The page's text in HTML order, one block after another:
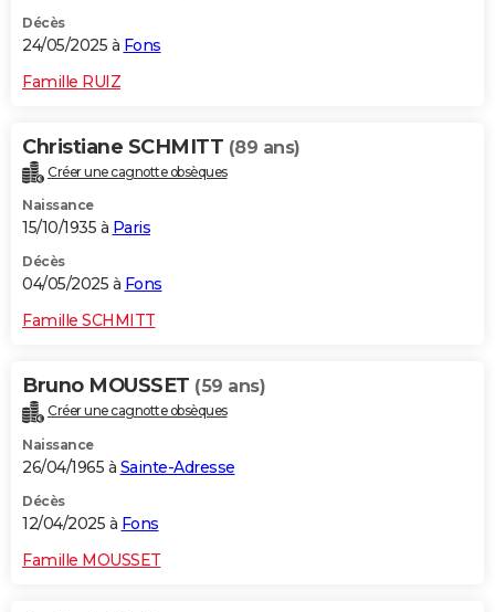
Décès
24/05/2025 à Fons
Famille RUIZ
Christiane SCHMITT (89 ans)
Créer une cagnotte obsèques
Naissance
15/10/1935 à Paris
Décès
04/05/2025 à Fons
Famille SCHMITT
Bruno MOUSSET (59 ans)
Créer une cagnotte obsèques
Naissance
26/04/1965 à Sainte-Adresse
Décès
12/04/2025 à Fons
Famille MOUSSET